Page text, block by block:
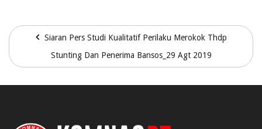
Siaran Pers Studi Kualitatif Perilaku Merokok Thdp
Stunting Dan Penerima Bansos_29 Agt 2019